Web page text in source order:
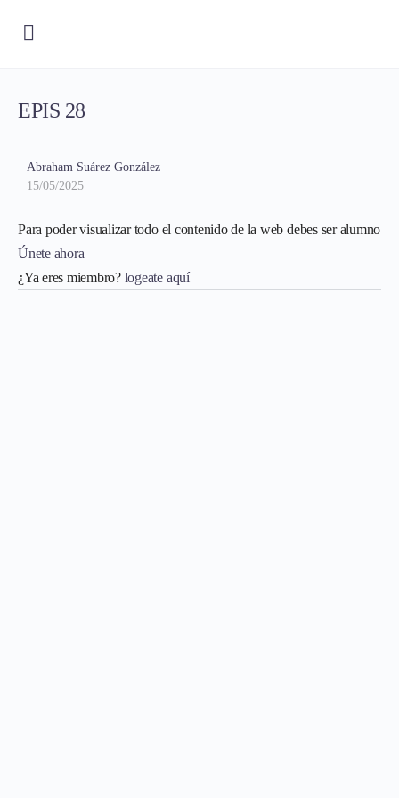
EPIS 28
Abraham Suárez González
15/05/2025
Para poder visualizar todo el contenido de la web debes ser alumno
Únete ahora
¿Ya eres miembro? logeate aquí